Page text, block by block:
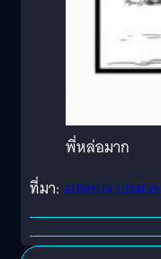
พี่หล่อมาก
ที่มา: albertocubatas